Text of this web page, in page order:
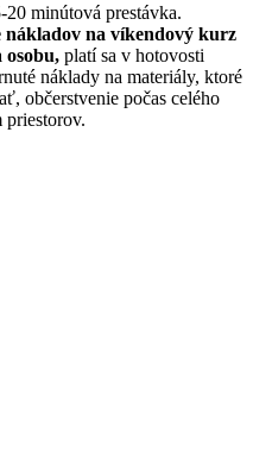
minútová prestávka.
na víkendový kurz
osobu, platí sa v hotovosti
náklady na materiály, ktoré
občerstvenie počas celého
priestorov.